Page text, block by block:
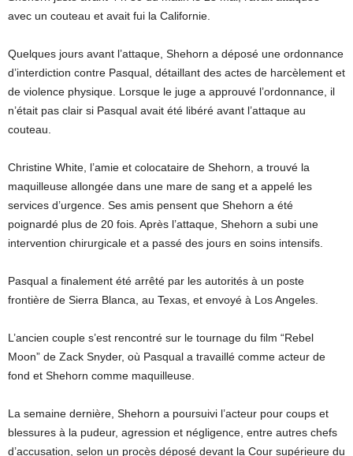
avec un couteau et avait fui la Californie.
Quelques jours avant l’attaque, Shehorn a déposé une ordonnance
d’interdiction contre Pasqual, détaillant des actes de harcèlement et
de violence physique. Lorsque le juge a approuvé l’ordonnance, il
n’était pas clair si Pasqual avait été libéré avant l’attaque au
couteau.
Christine White, l’amie et colocataire de Shehorn, a trouvé la
maquilleuse allongée dans une mare de sang et a appelé les
services d’urgence. Ses amis pensent que Shehorn a été
poignardé plus de 20 fois. Après l’attaque, Shehorn a subi une
intervention chirurgicale et a passé des jours en soins intensifs.
Pasqual a finalement été arrêté par les autorités à un poste
frontière de Sierra Blanca, au Texas, et envoyé à Los Angeles.
L’ancien couple s’est rencontré sur le tournage du film “Rebel
Moon” de Zack Snyder, où Pasqual a travaillé comme acteur de
fond et Shehorn comme maquilleuse.
La semaine dernière, Shehorn a poursuivi l’acteur pour coups et
blessures à la pudeur, agression et négligence, entre autres chefs
d’accusation, selon un procès déposé devant la Cour supérieure du